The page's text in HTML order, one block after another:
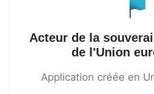
Acteur de la
de l'Union
Application créée en